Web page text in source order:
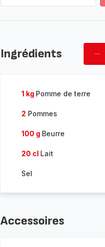
Ingrédients
1 kg Pomme de terre
2 Pommes
100 g Beurre
20 cl Lait
Sel
Accessoires